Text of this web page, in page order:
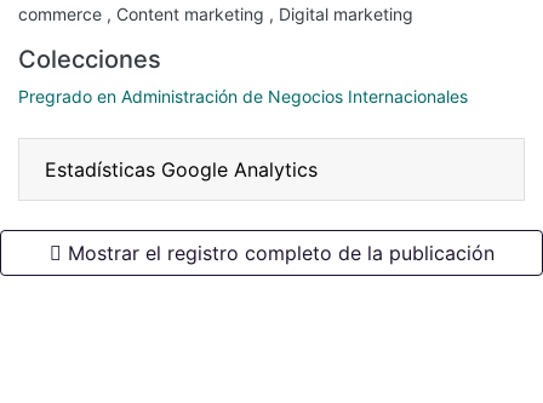
commerce , Content marketing , Digital marketing
Colecciones
Pregrado en Administración de Negocios Internacionales
Estadísticas Google Analytics
Mostrar el registro completo de la publicación